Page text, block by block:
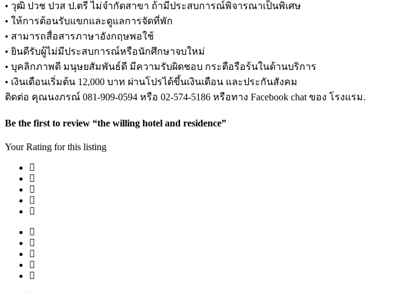
• วุฒิ ปวช ปวส ป.ตรี ไม่จำกัดสาขา ถ้ามีประสบการณ์พิจารณาเป็นพิเศษ
• ให้การต้อนรับแขกและดูแลการจัดที่พัก
• สามารถสื่อสารภาษาอังกฤษพอใช้
• ยินดีรับผู้ไม่มีประสบการณ์หรือนักศึกษาจบใหม่
• บุคลิกภาพดี มนุษยสัมพันธ์ดี มีความรับผิดชอบ กระตือรือร้นในด้านบริการ
• เงินเดือนเริ่มต้น 12,000 บาท ผ่านโปรได้ขึ้นเงินเดือน และประกันสังคม
ติดต่อ คุณนงภรณ์ 081-909-0594 หรือ 02-574-5186 หรือทาง Facebook chat ของ โรงแรม.
Be the first to review “the willing hotel and residence”
Your Rating for this listing